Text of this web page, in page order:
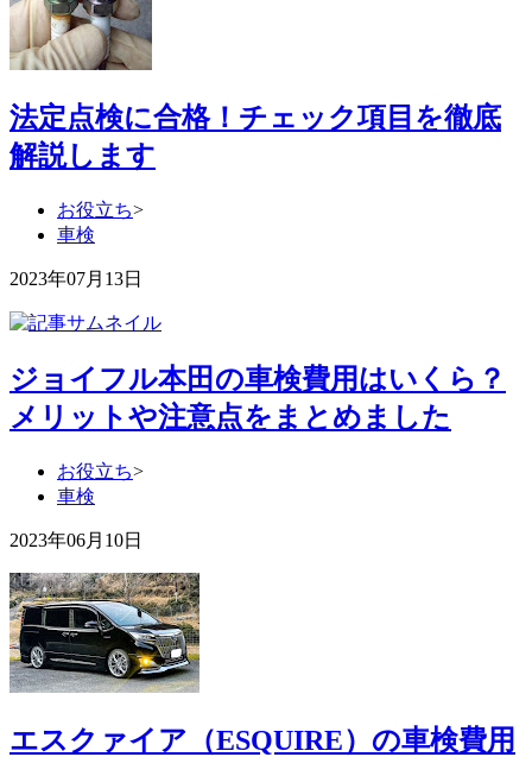
法定点検に合格！チェック項目を徹底
解説します
お役立ち>
車検
2023年07月13日
ジョイフル本田の車検費用はいくら？
メリットや注意点をまとめました
お役立ち>
車検
2023年06月10日
エスクァイア（ESQUIRE）の車検費用